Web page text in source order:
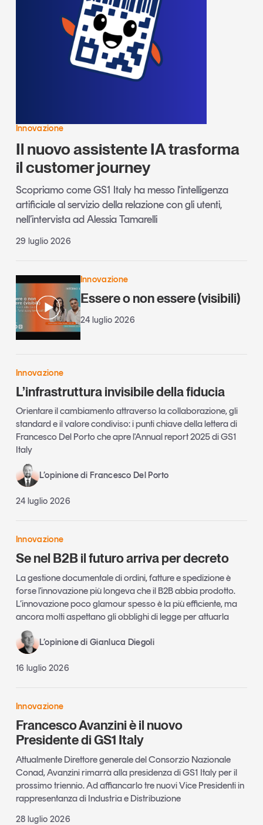
Innovazione
Il nuovo assistente IA trasforma
il customer journey
Scopriamo come GS1 Italy ha messo l'intelligenza
artificiale al servizio della relazione con gli utenti,
nell’intervista ad Alessia Tamarelli
29 luglio 2026
Innovazione
Essere o non essere (visibili)
24 luglio 2026
Innovazione
L’infrastruttura invisibile della fiducia
Orientare il cambiamento attraverso la collaborazione, gli
standard e il valore condiviso: i punti chiave della lettera di
Francesco Del Porto che apre l'Annual report 2025 di GS1
Italy
L’opinione di Francesco Del Porto
24 luglio 2026
Innovazione
Se nel B2B il futuro arriva per decreto
La gestione documentale di ordini, fatture e spedizione è
forse l'innovazione più longeva che il B2B abbia prodotto.
L’innovazione poco glamour spesso è la più efficiente, ma
ancora molti aspettano gli obblighi di legge per attuarla
L’opinione di Gianluca Diegoli
16 luglio 2026
Innovazione
Francesco Avanzini è il nuovo
Presidente di GS1 Italy
Attualmente Direttore generale del Consorzio Nazionale
Conad, Avanzini rimarrà alla presidenza di GS1 Italy per il
prossimo triennio. Ad affiancarlo tre nuovi Vice Presidenti in
rappresentanza di Industria e Distribuzione
28 luglio 2026